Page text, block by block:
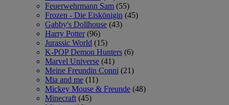
Feuerwehrmann Sam (55)
Frozen - Die Eiskönigin (45)
Gabby's Dollhouse (43)
Harry Potter (96)
Jurassic World (15)
K-POP Demon Hunters (6)
Marvel Universe (41)
Meine Freundin Conni (21)
Mia and me (11)
Mickey Mouse & Freunde (48)
Minecraft (45)